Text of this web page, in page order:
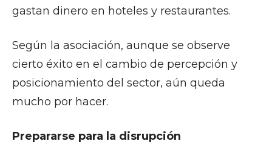
gastan dinero en hoteles y restaurantes.
Según la asociación, aunque se observe
cierto éxito en el cambio de percepción y
posicionamiento del sector, aún queda
mucho por hacer.
Prepararse para la disrupción